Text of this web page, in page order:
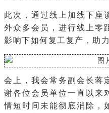
此次，通过线上加线下座
外众多会员，进行线上零
影响下如何复工复产，助
会上，我会常务副会长蒋
谢各位会员单位一直以来
情短时间未能彻底消除，